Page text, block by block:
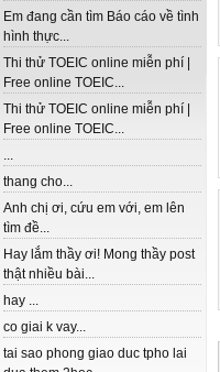
Em đang cần tìm Báo cáo về tình
hình thực...
Thi thử TOEIC online miễn phí |
Free online TOEIC...
Thi thử TOEIC online miễn phí |
Free online TOEIC...
...
thang cho...
Anh chị ơi, cứu em với, em lên
tìm đề...
Hay lắm thầy ơi! Mong thầy post
thật nhiều bài...
hay ...
co giai k vay...
tai sao phong giao duc tpho lai